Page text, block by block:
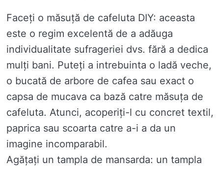
Faceți o măsuță de cafeluta DIY: aceasta
este o regim excelentă de a adăuga
individualitate sufrageriei dvs. fără a dedica
mulți bani. Puteți a intrebuinta o ladă veche,
o bucată de arbore de cafea sau exact o
capsa de mucava ca bază catre măsuța de
cafeluta. Atunci, acoperiți-l cu concret textil,
paprica sau scoarta catre a-i a da un
imagine incomparabil.
Agățați un tampla de mansarda: un tampla